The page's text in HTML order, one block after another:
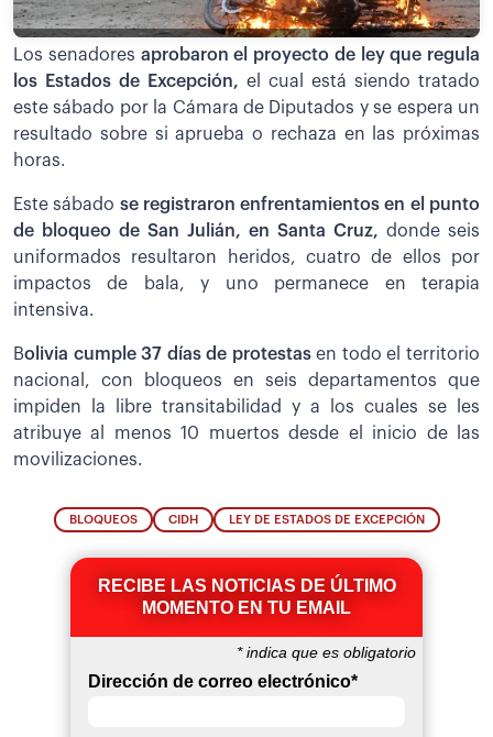
Los senadores aprobaron el proyecto de ley que regula
los Estados de Excepción, el cual está siendo tratado
este sábado por la Cámara de Diputados y se espera un
resultado sobre si aprueba o rechaza en las próximas
horas.
Este sábado se registraron enfrentamientos en el punto
de bloqueo de San Julián, en Santa Cruz, donde seis
uniformados resultaron heridos, cuatro de ellos por
impactos de bala, y uno permanece en terapia
intensiva.
Bolivia cumple 37 días de protestasen todo el territorio
nacional, con bloqueos en seis departamentos que
impiden la libre transitabilidad y a los cuales se les
atribuye al menos 10 muertos desde el inicio de las
movilizaciones.
BLOQUEOS CIDH LEY DE ESTADOS DE EXCEPCIÓN
RECIBE LAS NOTICIAS DE ÚLTIMO
MOMENTO EN TU EMAIL
*indica que es obligatorio
Dirección de correo electrónico*